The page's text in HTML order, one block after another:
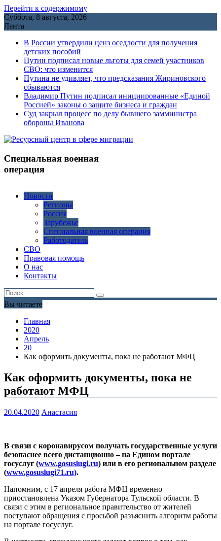
Перейти к содержимому
Суббота, 8 августа, 2026
Лента
В России утвердили ценз оседлости для получения
детских пособий
Путин подписал новые льготы для семей участников
СВО: что изменится
Путина не удивляет, что предсказания Жириновского
сбываются
Владимир Путин подписал инициированные «Единой
Россией» законы о защите бизнеса и граждан
Cуд закрыл процесс по делу бывшего замминистра
обороны Иванова
Специальная военная
операция
Новости
Регионы
Россия
Зарубежье
Специальная военная операция
Работодатель
СВО
Правовая помощь
О нас
Контакты
Вы читаете
Главная
2020
Апрель
20
Как оформить документы, пока не работают МФЦ
Как оформить документы, пока не
работают МФЦ
20.04.2020 Анастасия
В связи с коронавирусом получать государственные услуги
безопаснее всего дистанционно – на Едином портале
госуслуг (www.gosuslugi.ru) или в его региональном разделе
(www.gosuslugi71.ru).
Напомним, с 17 апреля работа МФЦ временно
приостановлена Указом Губернатора Тульской области. В
связи с этим в региональное правительство от жителей
поступают обращения с просьбой разъяснить алгоритм работы
на портале госуслуг.